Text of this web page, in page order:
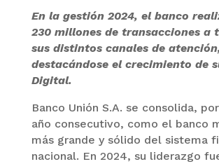
En la gestión 2024, el banco
230 millones de transacciones a
sus distintos canales de
destacándose el crecimiento de
Digital.
Banco Unión S.A. se consolida,
año consecutivo, como el banco
más grande y sólido del sistema
nacional. En 2024, su liderazgo